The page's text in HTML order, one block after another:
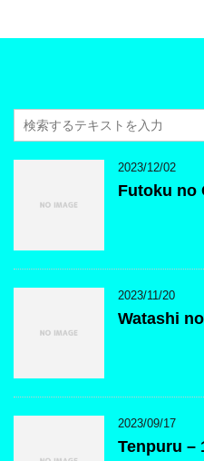
2023/12/02
Futoku no
2023/11/20
Watashi
2023/09/17
Tenpuru –